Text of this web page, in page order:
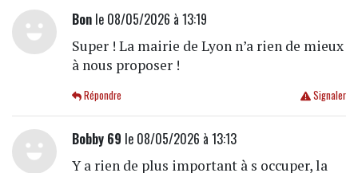
Bonle 08/05/2026 à 13:19
Super ! La mairie de Lyon n’a rien de mieux
à nous proposer !
Signaler
Répondre
Bobby 69 le 08/05/2026 à 13:13
Y a rien de plus important à s occuper, la